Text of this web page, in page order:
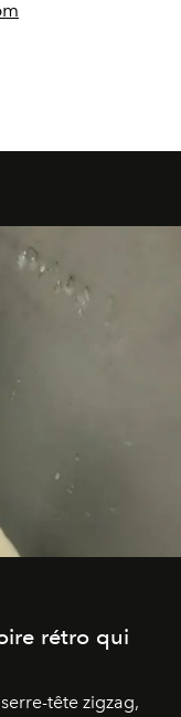
rétro qui
tête zigzag,